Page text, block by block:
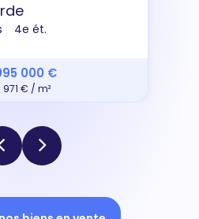
4e ét.
000 €
971 € / m²